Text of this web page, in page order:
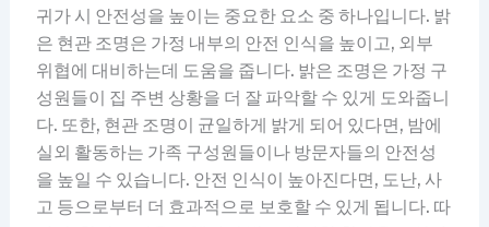
귀가 시 안전성을 높이는 중요한 요소 중 하나입니다. 밝
은 현관 조명은 가정 내부의 안전 인식을 높이고, 외부
위협에 대비하는데 도움을 줍니다. 밝은 조명은 가정 구
성원들이 집 주변 상황을 더 잘 파악할 수 있게 도와줍니
다. 또한, 현관 조명이 균일하게 밝게 되어 있다면, 밤에
실외 활동하는 가족 구성원들이나 방문자들의 안전성
을 높일 수 있습니다. 안전 인식이 높아진다면, 도난, 사
고 등으로부터 더 효과적으로 보호할 수 있게 됩니다. 따